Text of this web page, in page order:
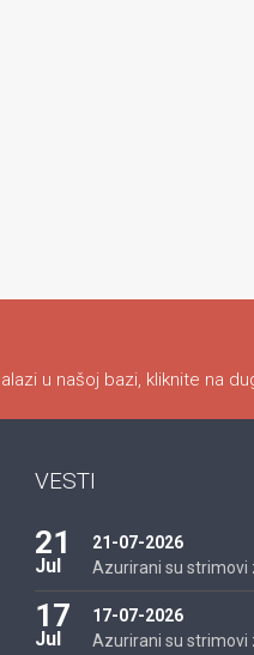
u našoj bazi, kliknite na
VESTI
21
Jul
21-07-2026
Azurirani su strimovi
17
Jul
17-07-2026
Azurirani su strimovi